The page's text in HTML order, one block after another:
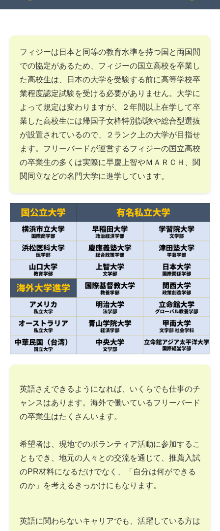
フィジーは日本と同等の教育水準を持つ国と両国間
での協定があるため、フィジーの国立高校を卒業し
た高校生は、日本の大学を受験する前に高等学校卒
業程度認定試験を受ける必要がありません。大学に
よって規定は変わりますが、２年間以上在学して卒
業した高校生には帰国子女枠特別試験や総合型選抜
が設置されているので、２ランク上の大学が目指せ
ます。フリーバードが運営するフィジーの国立高校
の卒業生の多くは実際に早慶上智やＭＡＲＣＨ、関
関同立などの名門大学に進学しています。
英語さえできるようになれば、いくらでも仕事のチ
ャンスはあります。海外で働いているフリーバード
の卒業生はたくさんいます。
希望者は、現地でのボランティア活動に参加するこ
ともでき、地元の人々との交流を通じて、推薦入試
のPR材料になるだけでなく、「自分は何ができる
のか」を考えるきっかけにもなります。
英語に関わらないキャリアでも、活躍している方は